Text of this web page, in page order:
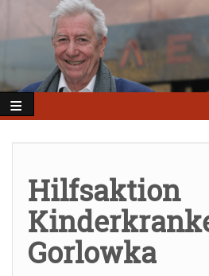
Inhalt
Hilfsaktion
Gorlowka